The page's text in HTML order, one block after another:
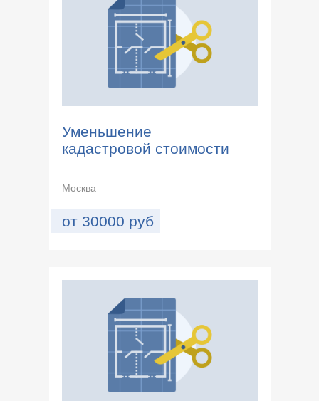
Уменьшение
кадастровой стоимости
Москва
от 30000 руб